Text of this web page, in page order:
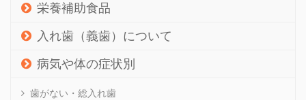
栄養補助食品
入れ歯（義歯）について
病気や体の症状別
歯がない・総入れ歯